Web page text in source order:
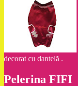
decorat cu dantelă .
Pelerina FIFI